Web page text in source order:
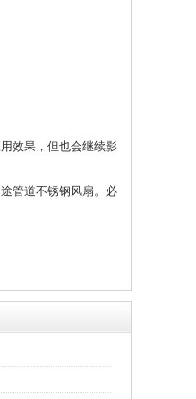
效果，但也会继续影
管道不锈钢风扇。必